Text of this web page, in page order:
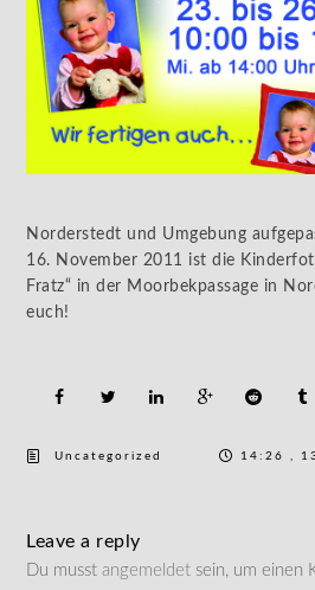
Norderstedt und Umgebung
16. November 2011 ist die
Fratz“ in der Moorbekpassage in
euch!
Uncategorized 14:26 ,
Leave a reply
Du musstangemeldet sein, um einen